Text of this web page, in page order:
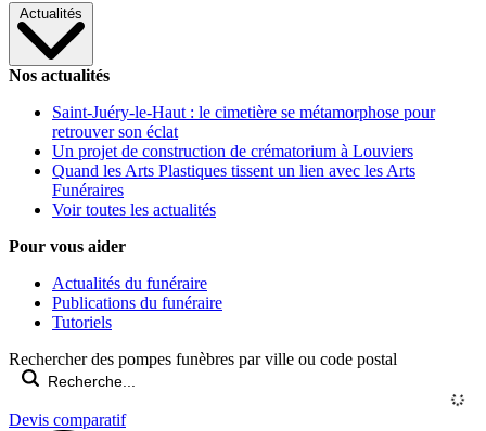
Actualités
Nos actualités
Saint-Juéry-le-Haut : le cimetière se métamorphose pour
retrouver son éclat
Un projet de construction de crématorium à Louviers
Quand les Arts Plastiques tissent un lien avec les Arts
Funéraires
Voir toutes les actualités
Pour vous aider
Actualités du funéraire
Publications du funéraire
Tutoriels
Rechercher des pompes funèbres par ville ou code postal
Devis comparatif